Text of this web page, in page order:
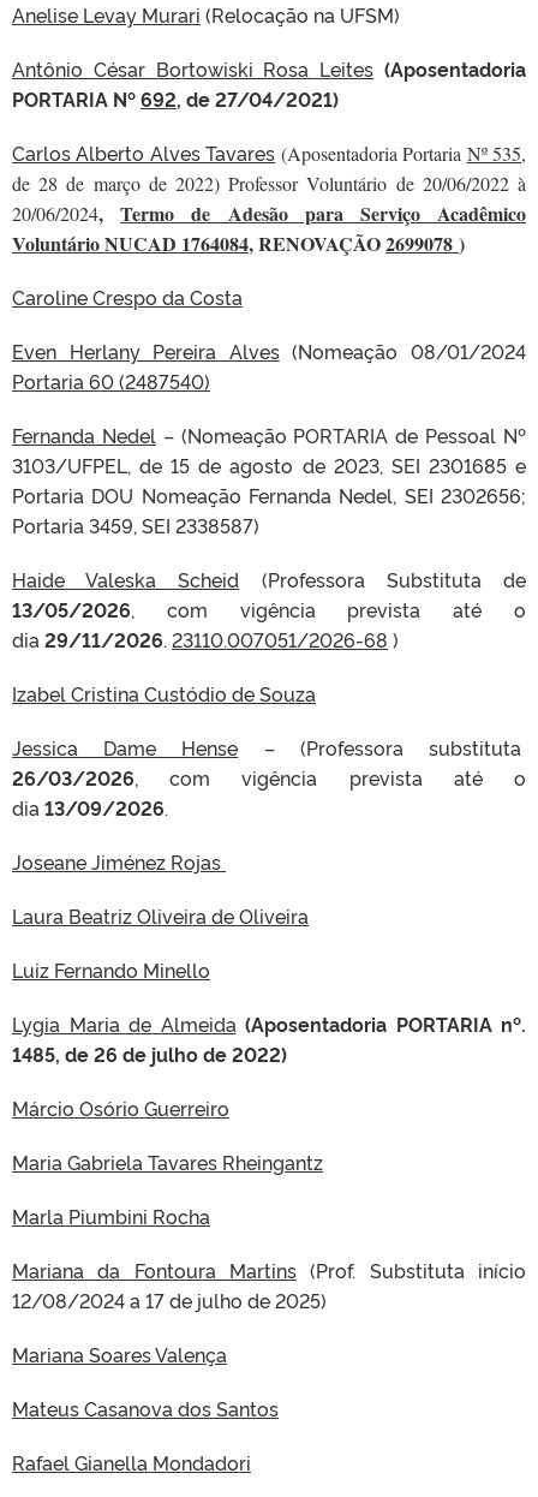
Anelise Levay Murari (Relocação na UFSM)
Antônio César Bortowiski Rosa Leites (Aposentadoria
PORTARIA Nº692, de 27/04/2021)
Carlos Alberto Alves Tavares (Aposentadoria Portaria Nº 535,
de 28 de março de 2022) Professor Voluntário de 20/06/2022 à
20/06/2024,Termo de Adesão para Serviço Acadêmico
Voluntário NUCAD 1764084, RENOVAÇÃO2699078 )
Caroline Crespo da Costa
Even Herlany Pereira Alves(Nomeação 08/01/2024
Portaria 60 (2487540)
Fernanda Nedel– (Nomeação PORTARIA de Pessoal Nº
3103/UFPEL, de 15 de agosto de 2023, SEI 2301685 e
Portaria DOU Nomeação Fernanda Nedel, SEI 2302656;
Portaria 3459, SEI 2338587)
Haide Valeska Scheid (Professora Substituta de
13/05/2026, com vigência prevista até o
dia 29/11/2026. 23110.007051/2026-68 )
Izabel Cristina Custódio de Souza
Jessica Dame Hense – (Professora substituta
26/03/2026, com vigência prevista até o
dia 13/09/2026.
Joseane Jiménez Rojas
Laura Beatriz Oliveira de Oliveira
Luiz Fernando Minello
Lygia Maria de Almeida (Aposentadoria PORTARIA nº.
1485, de 26 de julho de 2022)
Márcio Osório Guerreiro
Maria Gabriela Tavares Rheingantz
Marla Piumbini Rocha
Mariana da Fontoura Martins (Prof. Substituta início
12/08/2024 a 17 de julho de 2025)
Mariana Soares Valença
Mateus Casanova dos Santos
Rafael Gianella Mondadori